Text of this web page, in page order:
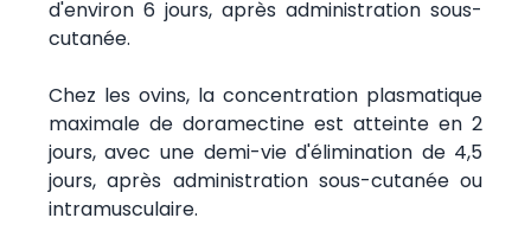
d'environ 6 jours, après administration sous-
cutanée.
Chez les ovins, la concentration plasmatique
maximale de doramectine est atteinte en 2
jours, avec une demi-vie d'élimination de 4,5
jours, après administration sous-cutanée ou
intramusculaire.